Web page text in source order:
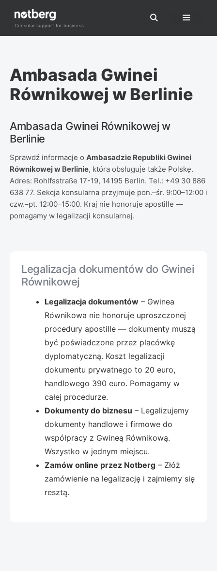
treści
Consular support for business
Ambasada Gwinei
Równikowej w Berlinie
Ambasada Gwinei Równikowej w
Berlinie
Sprawdź informacje o Ambasadzie Republiki Gwinei
Równikowej w Berlinie, która obsługuje także Polskę.
Adres: Rohlfsstraße 17-19, 14195 Berlin. Tel.: +49 30 886
638 77. Sekcja konsularna przyjmuje pon.–śr. 9:00–12:00 i
czw.–pt. 12:00–15:00. Kraj nie honoruje apostille —
pomagamy w legalizacji konsularnej.
Legalizacja dokumentów do Gwinei
Równikowej
Legalizacja dokumentów – Gwinea
Równikowa nie honoruje uproszczonej
procedury apostille — dokumenty muszą
być poświadczone przez placówkę
dyplomatyczną. Koszt legalizacji
dokumentu prywatnego to 20 euro,
handlowego 390 euro. Pomagamy w
całej procedurze.
Dokumenty do biznesu – Legalizujemy
dokumenty handlowe i firmowe do
współpracy z Gwineą Równikową.
Wszystko w jednym miejscu.
Zamów online przez Notberg – Złóż
zamówienie na legalizację i zajmiemy się
resztą.